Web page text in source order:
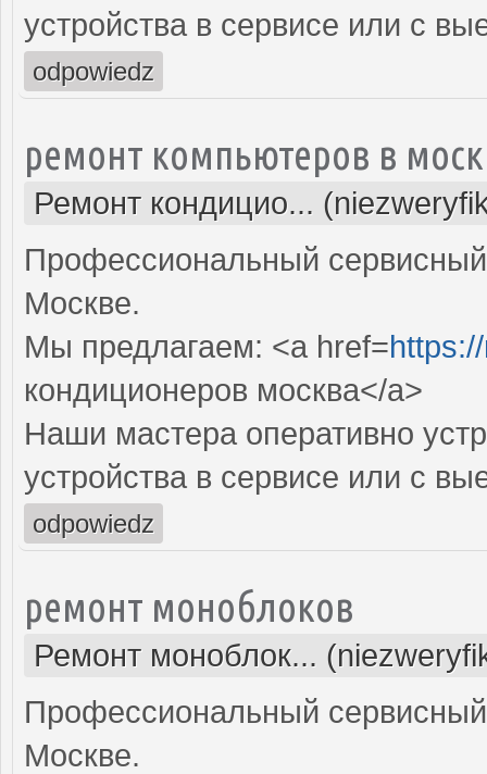
устройства в сервисе или с
odpowiedz
ремонт компьютеров в
Ремонт кондицио...
Профессиональный
Москве.
Мы предлагаем: <a href=
кондиционеров москва</a>
Наши мастера оперативно
устройства в сервисе или с
odpowiedz
ремонт моноблоков
Ремонт моноблок...
Профессиональный
Москве.